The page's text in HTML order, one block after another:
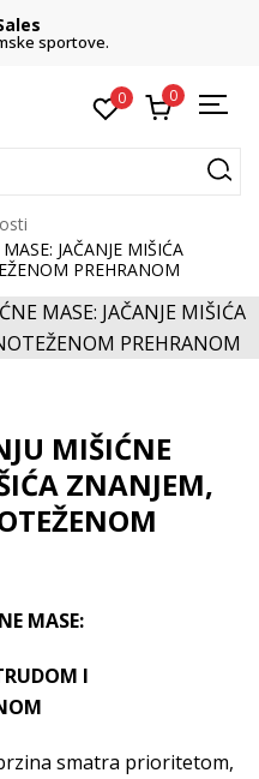
0 0
JAČANJE MIŠIĆA
PREHRANOM
MIŠIĆNE
ZNANJEM,
MASE:
I
smatra prioritetom,